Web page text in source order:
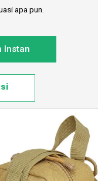
apa pun.
Instan